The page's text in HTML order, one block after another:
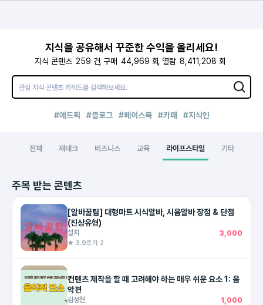
지식을 공유해서 꾸준한 수익을 올리세요!
지식 콘텐츠 259 건 구매 44,969 회 열람 8,411,208 회
#애드픽 #블로그 #페이스북 #카페 #지식인
전체 재테크 비즈니스 교육 라이프스타일 기타
주목 받는 콘텐츠
[알바꿀팁] 대형마트 시식알바, 시음알바 장점 & 단점
(진상유형)
설치 3,000
★ 3.9후기 2
컨텐츠 제작을 할 때 고려해야 하는 매우 쉬운 요소 1: 음
악편
김성현 1,000